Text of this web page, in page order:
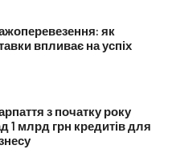
як
впливає на успіх
з початку року
1 млрд грн кредитів для